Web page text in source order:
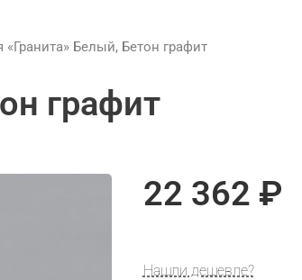
«Гранита» Белый, Бетон графит
графит
22 362
Нашли дешевле?